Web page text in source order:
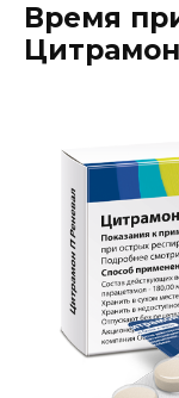
Время